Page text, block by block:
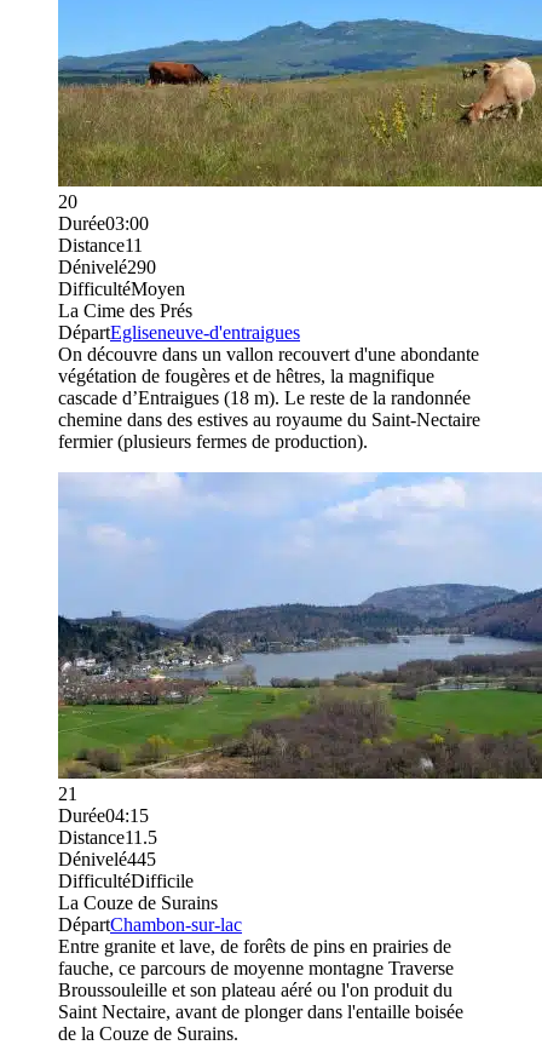
20
Durée03:00
Distance11
Dénivelé290
DifficultéMoyen
La Cime des Prés
DépartEgliseneuve-d'entraigues
On découvre dans un vallon recouvert d'une abondante
végétation de fougères et de hêtres, la magnifique
cascade d’Entraigues (18 m). Le reste de la randonnée
chemine dans des estives au royaume du Saint-Nectaire
fermier (plusieurs fermes de production).
21
Durée04:15
Distance11.5
Dénivelé445
DifficultéDifficile
La Couze de Surains
DépartChambon-sur-lac
Entre granite et lave, de forêts de pins en prairies de
fauche, ce parcours de moyenne montagne Traverse
Broussouleille et son plateau aéré ou l'on produit du
Saint Nectaire, avant de plonger dans l'entaille boisée
de la Couze de Surains.